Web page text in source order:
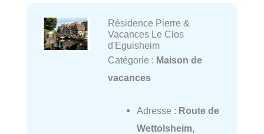
Résidence Pierre &
Vacances Le Clos
d'Eguisheim
Catégorie : Maison de
vacances
Adresse : Route de
Wettolsheim,